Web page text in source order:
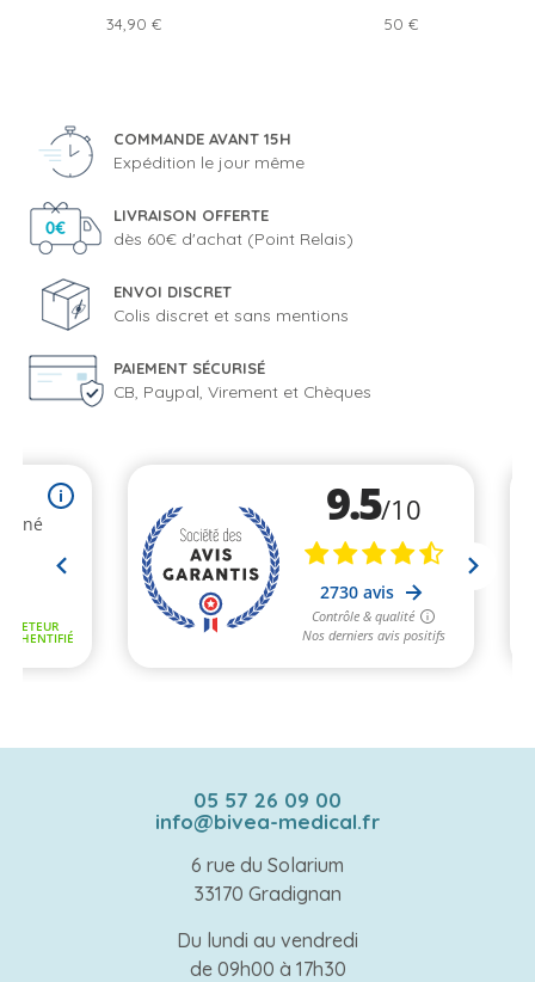
Prix
34,90 € Prix
50 €
COMMANDE AVANT 15H
Expédition le jour même
LIVRAISON OFFERTE
dès 60€ d'achat (Point Relais)
ENVOI DISCRET
Colis discret et sans mentions
PAIEMENT SÉCURISÉ
CB, Paypal, Virement et Chèques
05 57 26 09 00
info@bivea-medical.fr
6 rue du Solarium
33170 Gradignan
Du lundi au vendredi
de 09h00 à 17h30